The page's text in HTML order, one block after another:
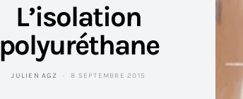
L’isolation
polyuréthane
JULIEN AGZ 8 SEPTEMBRE 2015